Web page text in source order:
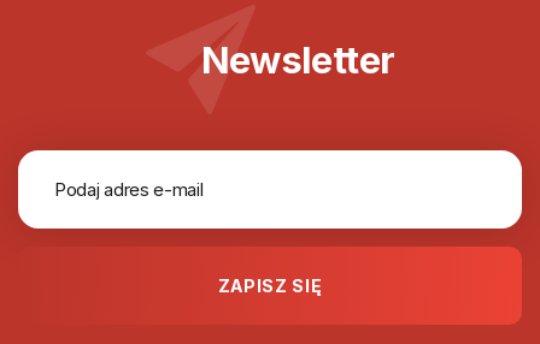
Newsletter